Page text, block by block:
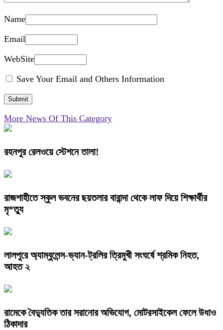
Name
Email
WebSite
Save Your Email and Others Information
More News Of This Category
রহনপুর রেলওয়ে স্টেশনে তালা!
রাজশাহীতে স্কুল ভবনের ছয়তলার বারান্দা থেকে লাফ দিয়ে শিক্ষার্থীর
মৃ*ত্যু
লালপুরে অ্যাম্বুলেন্স-ভ্যান-ট্রলির ত্রিমুখী সংঘর্ষে শ্রমিক নিহত,
আহত ২
রামেকে বৈদ্যুতিক তার সরানোর অভিযোগ, মোটরসাইকেল ফেলে উধাও
ঠিকাদার